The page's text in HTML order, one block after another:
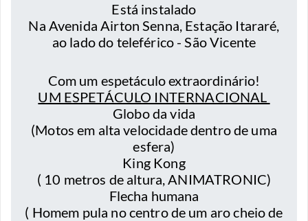
Está instalado
Na Avenida Airton Senna, Estação Itararé,
ao lado do teleférico - São Vicente
Com um espetáculo extraordinário!
UM ESPETÁCULO INTERNACIONAL
Globo da vida
(Motos em alta velocidade dentro de uma
esfera)
King Kong
( 10 metros de altura, ANIMATRONIC)
Flecha humana
( Homem pula no centro de um aro cheio de